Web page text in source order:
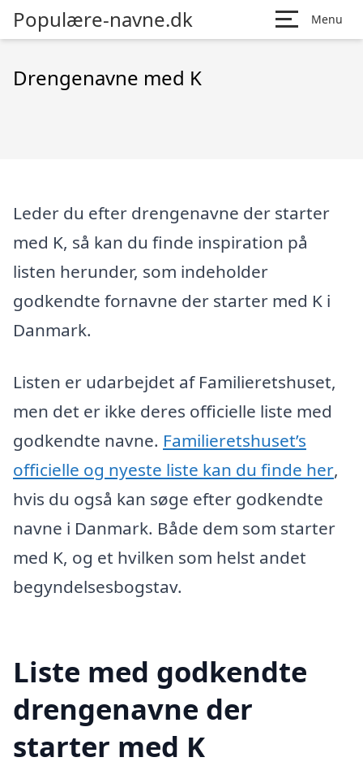
Populære-navne.dk Menu
Drengenavne med K
Leder du efter drengenavne der starter
med K, så kan du finde inspiration på
listen herunder, som indeholder
godkendte fornavne der starter med K i
Danmark.
Listen er udarbejdet af Familieretshuset,
men det er ikke deres officielle liste med
godkendte navne. Familieretshuset’s
officielle og nyeste liste kan du finde her,
hvis du også kan søge efter godkendte
navne i Danmark. Både dem som starter
med K, og et hvilken som helst andet
begyndelsesbogstav.
Liste med godkendte
drengenavne der
starter med K